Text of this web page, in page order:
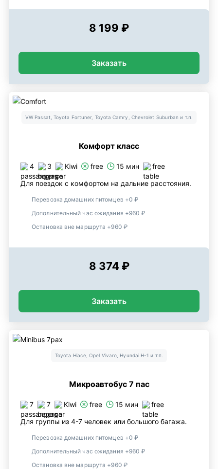
8 199 ₽
Заказать
VW Passat, Toyota Fortuner, Toyota Camry, Chevrolet Suburban и т.п.
Комфорт класс
4 3 Kiwi free 15 мин free
Для поездок с комфортом на дальние расстояния.
Перевозка домашних питомцев +0 ₽
Дополнительный час ожидания +960 ₽
Остановка вне маршрута +960 ₽
8 374 ₽
Заказать
Toyota Hiace, Opel Vivaro, Hyundai H-1 и т.п.
Микроавтобус 7 пас
7 7 Kiwi free 15 мин free
Для группы из 4-7 человек или большого багажа.
Перевозка домашних питомцев +0 ₽
Дополнительный час ожидания +960 ₽
Остановка вне маршрута +960 ₽